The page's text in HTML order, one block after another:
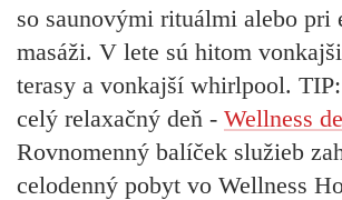
so saunovými rituálmi alebo pri
masáži. V lete sú hitom
terasy a vonkajší whirlpool.
celý relaxačný deň - Wellness
Rovnomenný balíček služieb
celodenný pobyt vo Wellness